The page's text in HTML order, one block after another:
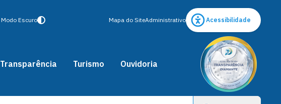
Modo Escuro Mapa do SiteAdministrativo Acessibilidade
Transparência Turismo Ouvidoria